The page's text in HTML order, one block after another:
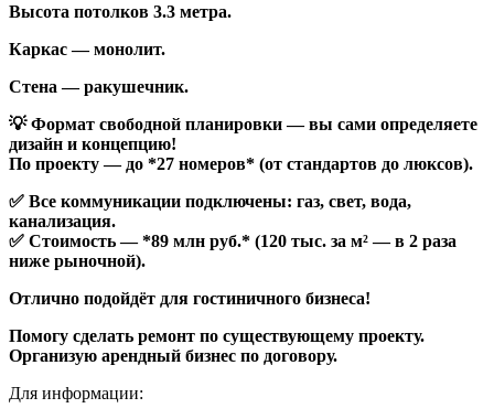
Высота потолков 3.3 метра.
Каркас — монолит.
Стена — ракушечник.
💡 Формат свободной планировки — вы сами определяете
дизайн и концепцию!
По проекту — до *27 номеров* (от стандартов до люксов).
✅ Все коммуникации подключены: газ, свет, вода,
канализация.
✅ Стоимость — *89 млн руб.* (120 тыс. за м² — в 2 раза
ниже рыночной).
Отлично подойдёт для гостиничного бизнеса!
Помогу сделать ремонт по существующему проекту.
Организую арендный бизнес по договору.
Для информации: